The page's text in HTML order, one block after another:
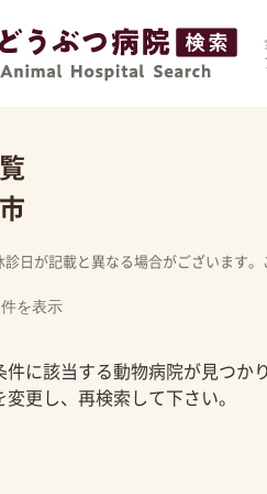
診日が記載と異なる場合がございます
件を表示
件に該当する動物病院が見つか
更し、再検索して下さい。